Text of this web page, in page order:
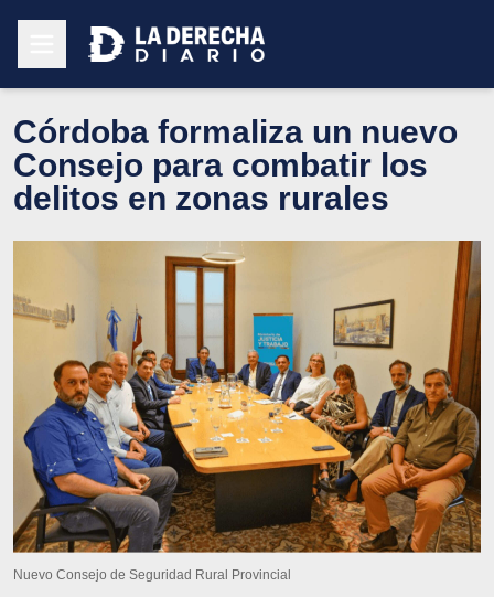
Córdoba formaliza un nuevo
Consejo para combatir los
delitos en zonas rurales
Nuevo Consejo de Seguridad Rural Provincial